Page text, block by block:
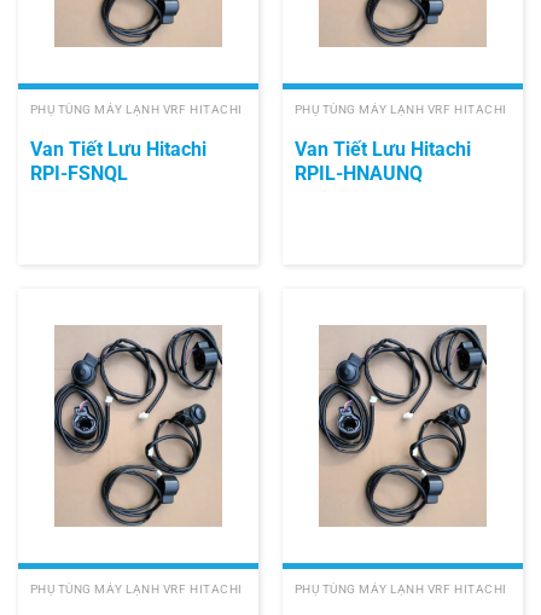
PHỤ TÙNG MÁY LẠNH VRF HITACHI
Van Tiết Lưu Hitachi
RPI-FSNQL
PHỤ TÙNG MÁY LẠNH VRF HITACHI
Van Tiết Lưu Hitachi
RPIL-HNAUNQ
PHỤ TÙNG MÁY LẠNH VRF HITACHI PHỤ TÙNG MÁY LẠNH VRF HITACHI